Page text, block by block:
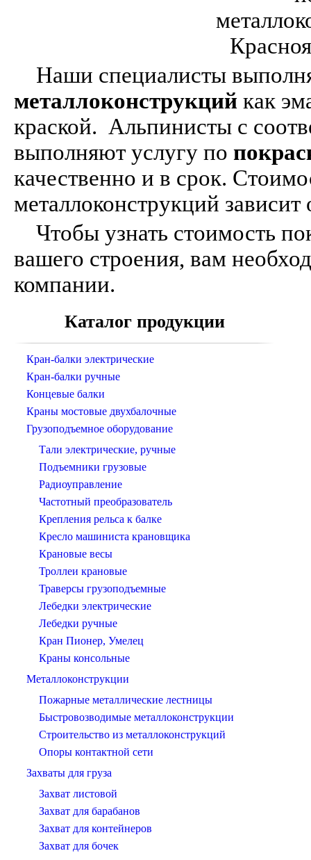
Наши специалисты
металлоконструкций как
краской. Альпинисты с
выполняют услугу по
качественно и в срок.
металлоконструкций зависит
Чтобы узнать стоимость
вашего строения, вам
компании.
Каталог продукции
Кран-балки электрические
Кран-балки ручные
Концевые балки
Краны мостовые двухбалочные
Грузоподъемное оборудование
Тали электрические, ручные
Подъемники грузовые
Радиоуправление
Частотный преобразователь
Крепления рельса к балке
Кресло машиниста крановщика
Крановые весы
Троллеи крановые
Траверсы грузоподъемные
Лебедки электрические
Лебедки ручные
Кран Пионер, Умелец
Краны консольные
Металлоконструкции
Пожарные металлические лестницы
Быстровозводимые металлоконструкции
Строительство из металлоконструкций
Опоры контактной сети
Захваты для груза
Захват листовой
Захват для барабанов
Захват для контейнеров
Захват для бочек